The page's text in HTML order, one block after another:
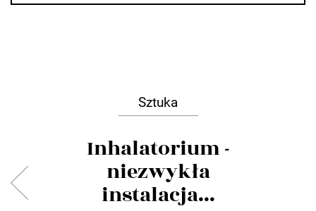
Sztuka
Inhalatorium -
niezwykła
instalacja...